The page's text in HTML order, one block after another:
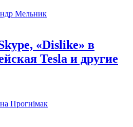
Мельник
«Dislike» в
Tesla и другие
Прогнімак